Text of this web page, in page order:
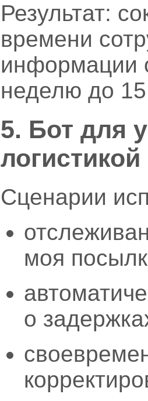
Результат:
времени
информации
неделю до
5. Бот для
логистикой
Сценарии
моя
о